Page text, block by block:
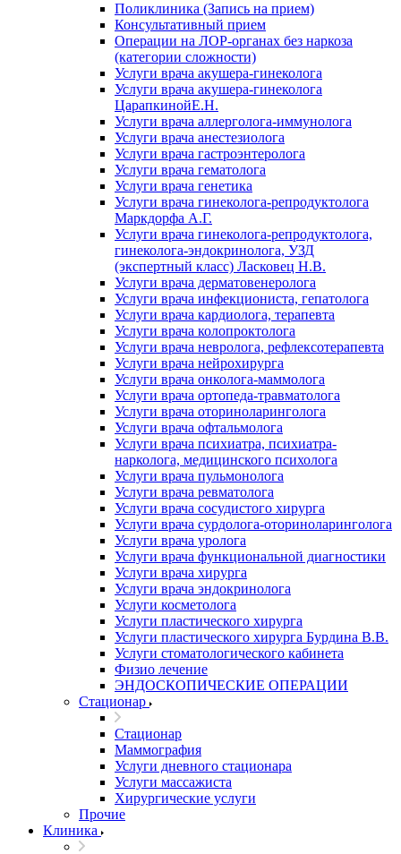
Поликлиника (Запись на прием)
Консультативный прием
Операции на ЛОР-органах без наркоза
(категории сложности)
Услуги врача акушера-гинеколога
Услуги врача акушера-гинеколога
ЦарапкинойЕ.Н.
Услуги врача аллерголога-иммунолога
Услуги врача анестезиолога
Услуги врача гастроэнтеролога
Услуги врача гематолога
Услуги врача генетика
Услуги врача гинеколога-репродуктолога
Маркдорфа А.Г.
Услуги врача гинеколога-репродуктолога,
гинеколога-эндокринолога, УЗД
(экспертный класс) Ласковец Н.В.
Услуги врача дерматовенеролога
Услуги врача инфекциониста, гепатолога
Услуги врача кардиолога, терапевта
Услуги врача колопроктолога
Услуги врача невролога, рефлексотерапевта
Услуги врача нейрохирурга
Услуги врача онколога-маммолога
Услуги врача ортопеда-травматолога
Услуги врача оториноларинголога
Услуги врача офтальмолога
Услуги врача психиатра, психиатра-
нарколога, медицинского психолога
Услуги врача пульмонолога
Услуги врача ревматолога
Услуги врача сосудистого хирурга
Услуги врача сурдолога-оториноларинголога
Услуги врача уролога
Услуги врача функциональной диагностики
Услуги врача хирурга
Услуги врача эндокринолога
Услуги косметолога
Услуги пластического хирурга
Услуги пластического хирурга Бурдина В.В.
Услуги стоматологического кабинета
Физио лечение
ЭНДОСКОПИЧЕСКИЕ ОПЕРАЦИИ
Стационар
Стационар
Маммография
Услуги дневного стационара
Услуги массажиста
Хирургические услуги
Прочие
Клиника